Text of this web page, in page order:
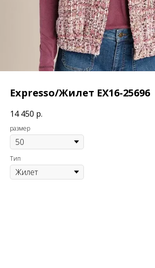
Expresso/Жилет EX16-25696
14 450 р.
размер
Тип